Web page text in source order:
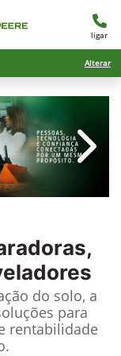
ligar
Alterar
do solo, a
para
rentabilidade